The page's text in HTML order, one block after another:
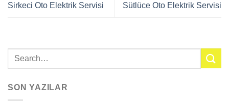
Sirkeci Oto Elektrik Servisi Sütlüce Oto Elektrik Servisi
SON YAZILAR